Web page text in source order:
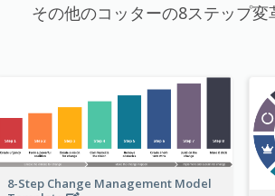
その他のコッターの8ステップ変
8-Step Change Management Model